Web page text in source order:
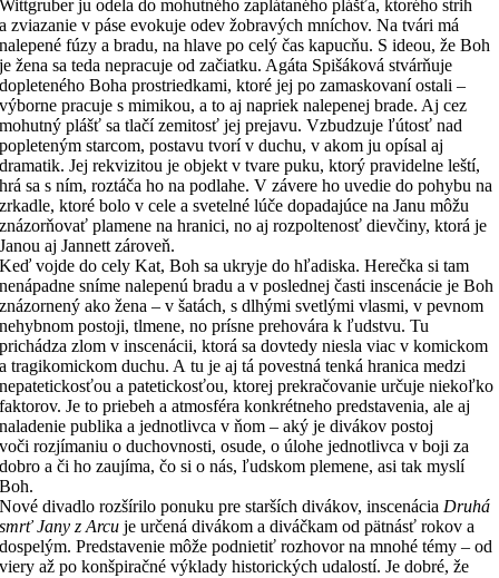
Wittgruber ju odela do mohutného zaplátaného plášťa, ktorého strih
a zviazanie v páse evokuje odev žobravých mníchov. Na tvári má
nalepené fúzy a bradu, na hlave po celý čas kapucňu. S ideou, že Boh
je žena sa teda nepracuje od začiatku. Agáta Spišáková stvárňuje
dopleteného Boha prostriedkami, ktoré jej po zamaskovaní ostali –
výborne pracuje s mimikou, a to aj napriek nalepenej brade. Aj cez
mohutný plášť sa tlačí zemitosť jej prejavu. Vzbudzuje ľútosť nad
popleteným starcom, postavu tvorí v duchu, v akom ju opísal aj
dramatik. Jej rekvizitou je objekt v tvare puku, ktorý pravidelne leští,
hrá sa s ním, roztáča ho na podlahe. V závere ho uvedie do pohybu na
zrkadle, ktoré bolo v cele a svetelné lúče dopadajúce na Janu môžu
znázorňovať plamene na hranici, no aj rozpoltenosť dievčiny, ktorá je
Janou aj Jannett zároveň.
Keď vojde do cely Kat, Boh sa ukryje do hľadiska. Herečka si tam
nenápadne sníme nalepenú bradu a v poslednej časti inscenácie je Boh
znázornený ako žena – v šatách, s dlhými svetlými vlasmi, v pevnom
nehybnom postoji, tlmene, no prísne prehovára k ľudstvu. Tu
prichádza zlom v inscenácii, ktorá sa dovtedy niesla viac v komickom
a tragikomickom duchu. A tu je aj tá povestná tenká hranica medzi
nepatetickosťou a patetickosťou, ktorej prekračovanie určuje niekoľko
faktorov. Je to priebeh a atmosféra konkrétneho predstavenia, ale aj
naladenie publika a jednotlivca v ňom – aký je divákov postoj
voči rozjímaniu o duchovnosti, osude, o úlohe jednotlivca v boji za
dobro a či ho zaujíma, čo si o nás, ľudskom plemene, asi tak myslí
Boh.
Nové divadlo rozšírilo ponuku pre starších divákov, inscenácia Druhá
smrť Jany z Arcu je určená divákom a diváčkam od pätnásť rokov a
dospelým. Predstavenie môže podnietiť rozhovor na mnohé témy – od
viery až po konšpiračné výklady historických udalostí. Je dobré, že